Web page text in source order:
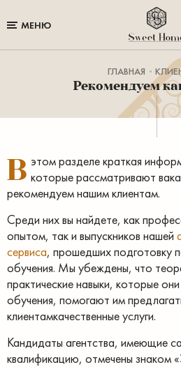
МЕНЮ
ГЛАВНАЯ
Рекомендуем
В этом разделе краткая
которые рассматривают
рекомендуем нашим клиентам.
Среди них вы найдете, как
опытом, так и выпускников нашей
сервиса, прошедших подготовку
обучения. Мы убеждены, что
практические навыки, которые
обучения, помогают им
клиентамкачественные услуги.
Кандидаты агентства, имеющие
квалификацию, отмечены знаком